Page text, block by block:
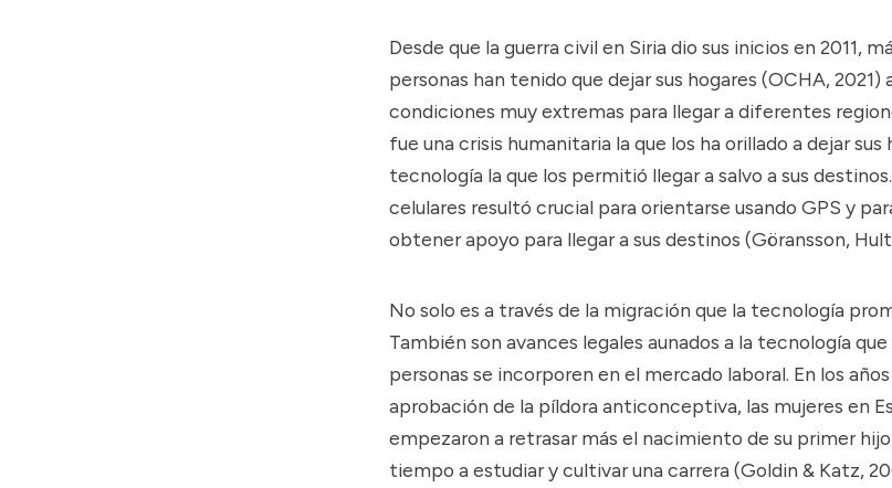
Desde que la guerra civil en Siria dio sus inicios en 2011,
personas han tenido que dejar sus hogares (OCHA, 2021)
condiciones muy extremas para llegar a diferentes
fue una crisis humanitaria la que los ha orillado a dejar sus
tecnología la que los permitió llegar a salvo a sus
celulares resultó crucial para orientarse usando GPS y
obtener apoyo para llegar a sus destinos (Göransson,
No solo es a través de la migración que la tecnología
También son avances legales aunados a la tecnología
personas se incorporen en el mercado laboral. En los
aprobación de la píldora anticonceptiva, las mujeres en
empezaron a retrasar más el nacimiento de su primer
tiempo a estudiar y cultivar una carrera (Goldin & Katz,